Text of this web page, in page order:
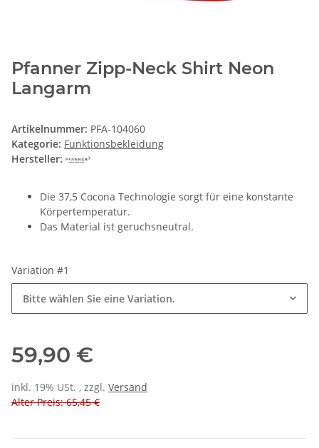
Pfanner Zipp-Neck Shirt Neon
Langarm
Artikelnummer: PFA-104060
Kategorie: Funktionsbekleidung
Hersteller:
Die 37,5 Cocona Technologie sorgt für eine konstante
Körpertemperatur.
Das Material ist geruchsneutral.
Variation #1
Bitte wählen Sie eine Variation.
59,90 €
inkl. 19% USt. , zzgl. Versand
Alter Preis: 65,45 €